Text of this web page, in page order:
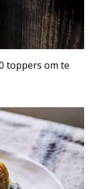
toppers om te